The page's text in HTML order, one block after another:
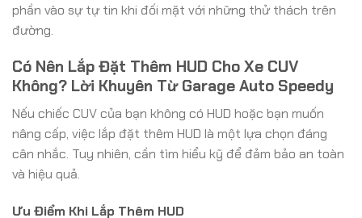
phần vào sự tự tin khi đối mặt với những thử thách trên
đường.
Có Nên Lắp Đặt Thêm HUD Cho Xe CUV
Không? Lời Khuyên Từ Garage Auto Speedy
Nếu chiếc CUV của bạn không có HUD hoặc bạn muốn
nâng cấp, việc lắp đặt thêm HUD là một lựa chọn đáng
cân nhắc. Tuy nhiên, cần tìm hiểu kỹ để đảm bảo an toàn
và hiệu quả.
Ưu Điểm Khi Lắp Thêm HUD